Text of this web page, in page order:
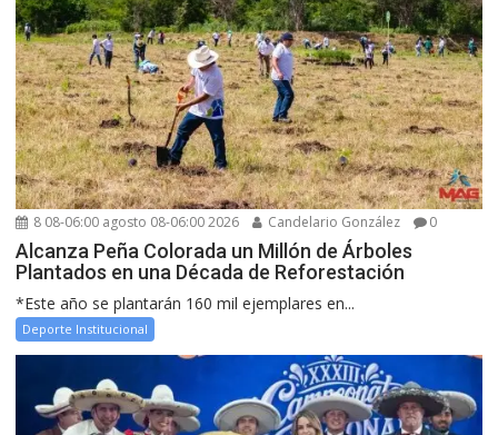
8 08-06:00 agosto 08-06:00 2026 Candelario González 0
Alcanza Peña Colorada un Millón de Árboles
Plantados en una Década de Reforestación
*Este año se plantarán 160 mil ejemplares en...
Deporte Institucional